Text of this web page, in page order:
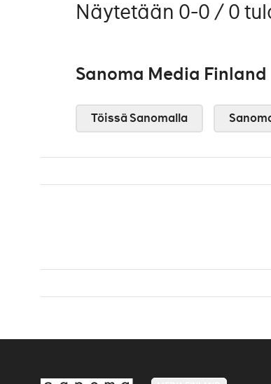
Näytetään 0-0 / 0
Sanoma Media Finland
Töissä Sanomalla